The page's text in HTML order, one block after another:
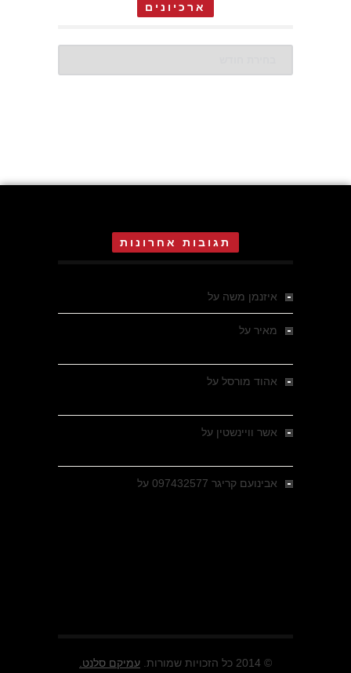
ארכיונים
תגובות אחרונות
איזנמן משה על
מאיר על
אהוד מורסל על
אשר וויינשטין על
אבינועם קריגר 097432577 על
© 2014 כל הזכויות שמורות. עמיקם סלנט.